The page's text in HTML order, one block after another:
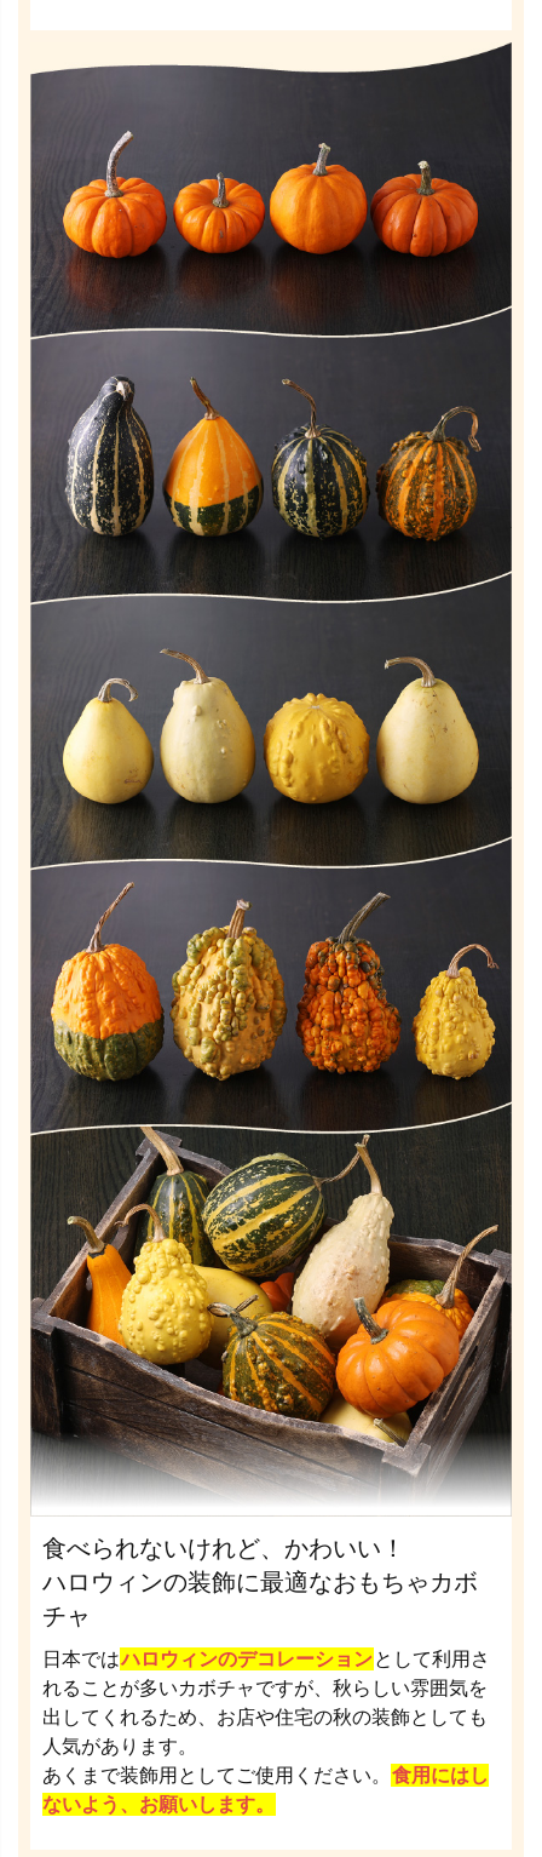
食べられないけれど、かわいい！
ハロウィンの装飾に最適なおもちゃカボ
チャ
日本ではハロウィンのデコレーションとして利用さ
れることが多いカボチャですが、秋らしい雰囲気を
出してくれるため、お店や住宅の秋の装飾としても
人気があります。
あくまで装飾用としてご使用ください。 食用にはし
ないよう、お願いします。